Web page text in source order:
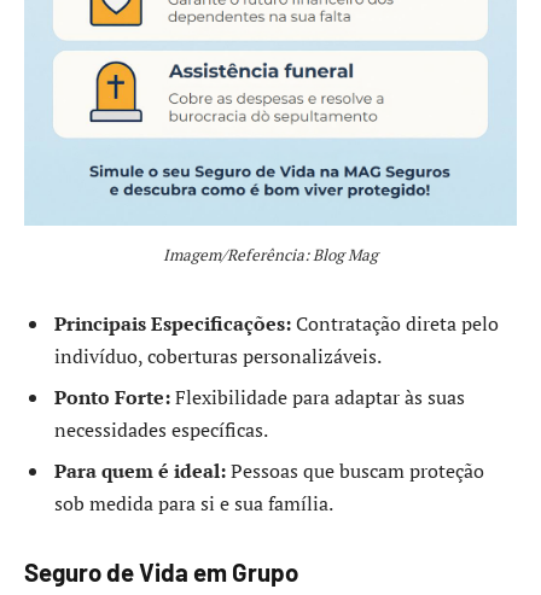
Imagem/Referência: Blog Mag
Principais Especificações:Contratação direta pelo
indivíduo, coberturas personalizáveis.
Ponto Forte:Flexibilidade para adaptar às suas
necessidades específicas.
Para quem é ideal:Pessoas que buscam proteção
sob medida para si e sua família.
Seguro de Vida em Grupo